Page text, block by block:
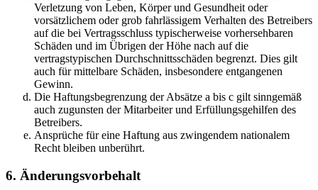
Verletzung von Leben, Körper und Gesundheit oder
vorsätzlichem oder grob fahrlässigem Verhalten des Betreibers
auf die bei Vertragsschluss typischerweise vorhersehbaren
Schäden und im Übrigen der Höhe nach auf die
vertragstypischen Durchschnittsschäden begrenzt. Dies gilt
auch für mittelbare Schäden, insbesondere entgangenen
Gewinn.
Die Haftungsbegrenzung der Absätze a bis c gilt sinngemäß
auch zugunsten der Mitarbeiter und Erfüllungsgehilfen des
Betreibers.
Ansprüche für eine Haftung aus zwingendem nationalem
Recht bleiben unberührt.
6. Änderungsvorbehalt